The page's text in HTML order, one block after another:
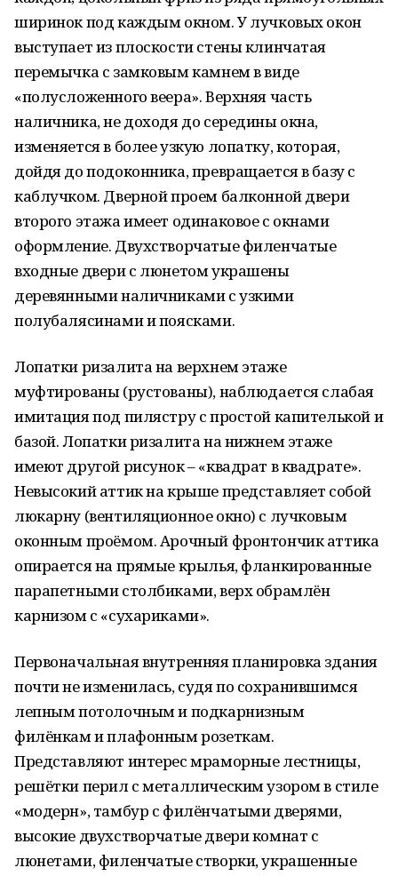
ширинок под каждым окном. У лучковых окон
выступает из плоскости стены клинчатая
перемычка с замковым камнем в виде
«полусложенного веера». Верхняя часть
наличника, не доходя до середины окна,
изменяется в более узкую лопатку, которая,
дойдя до подоконника, превращается в базу с
каблучком. Дверной проем балконной двери
второго этажа имеет одинаковое с окнами
оформление. Двухстворчатые филенчатые
входные двери с люнетом украшены
деревянными наличниками с узкими
полубалясинами и поясками.
Лопатки ризалита на верхнем этаже
муфтированы (рустованы), наблюдается слабая
имитация под пилястру с простой капителькой и
базой. Лопатки ризалита на нижнем этаже
имеют другой рисунок – «квадрат в квадрате».
Невысокий аттик на крыше представляет собой
люкарну (вентиляционное окно) с лучковым
оконным проёмом. Арочный фронтончик аттика
опирается на прямые крылья, фланкированные
парапетными столбиками, верх обрамлён
карнизом с «сухариками».
Первоначальная внутренняя планировка здания
почти не изменилась, судя по сохранившимся
лепным потолочным и подкарнизным
филёнкам и плафонным розеткам.
Представляют интерес мраморные лестницы,
решётки перил с металлическим узором в стиле
«модерн», тамбур с филёнчатыми дверями,
высокие двухстворчатые двери комнат с
люнетами, филенчатые створки, украшенные